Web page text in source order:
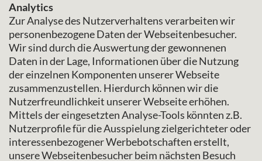
Analytics
Zur Analyse des Nutzerverhaltens verarbeiten wir
personenbezogene Daten der Webseitenbesucher.
Wir sind durch die Auswertung der gewonnenen
Daten in der Lage, Informationen über die Nutzung
der einzelnen Komponenten unserer Webseite
zusammenzustellen. Hierdurch können wir die
Nutzerfreundlichkeit unserer Webseite erhöhen.
Mittels der eingesetzten Analyse-Tools könnten z.B.
Nutzerprofile für die Ausspielung zielgerichteter oder
interessenbezogener Werbebotschaften erstellt,
unsere Webseitenbesucher beim nächsten Besuch